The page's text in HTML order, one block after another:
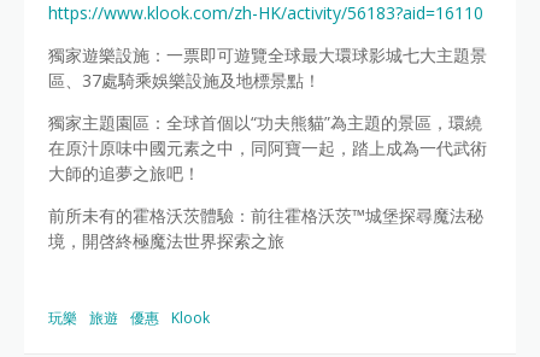
https://www.klook.com/zh-HK/activity/56183?aid=16110
獨家遊樂設施：一票即可遊覽全球最大環球影城七大主題景
區、37處騎乘娛樂設施及地標景點！
獨家主題園區：全球首個以“功夫熊貓”為主題的景區，環繞
在原汁原味中國元素之中，同阿寶一起，踏上成為一代武術
大師的追夢之旅吧！
前所未有的霍格沃茨體驗：前往霍格沃茨™城堡探尋魔法秘
境，開啓終極魔法世界探索之旅
玩樂 旅遊 優惠 Klook